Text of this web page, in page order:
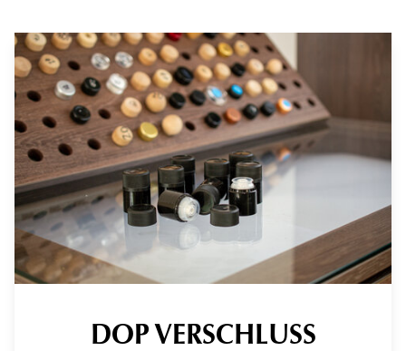
DOP VERSCHLUSS